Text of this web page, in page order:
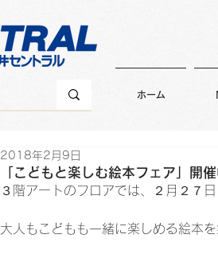
ホーム
「こどもと楽しむ絵本フェア」開
2018年2月9日
３階アートのフロアでは、２月２７
大人もこどもも一緒に楽しめる絵本を